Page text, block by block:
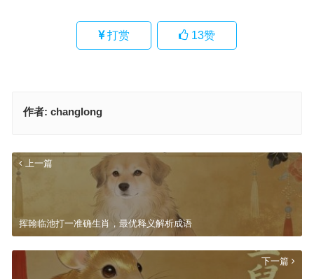
打赏 13赞
作者: changlong
上一篇
挥翰临池打一准确生肖，最优释义解析成语
下一篇